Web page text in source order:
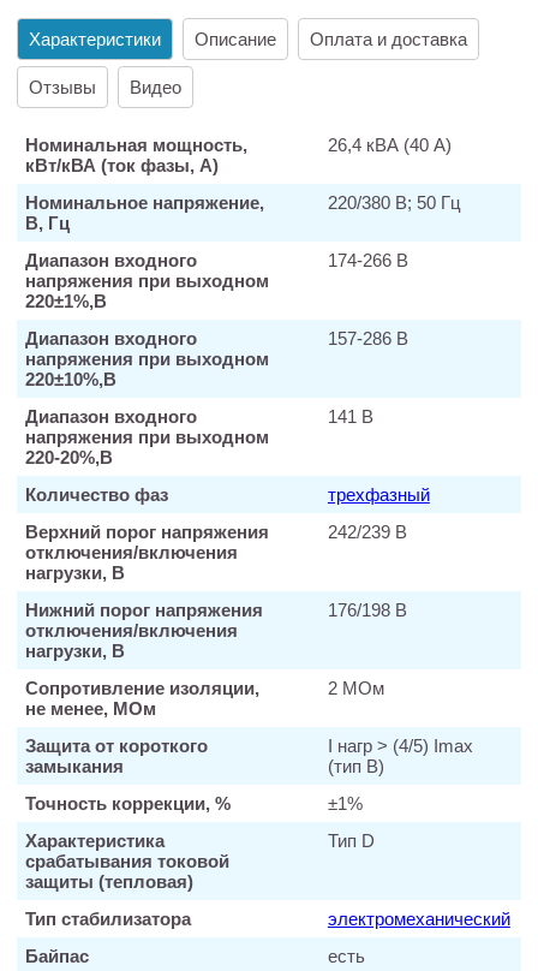
Характеристики Описание Оплата и доставка
Отзывы Видео
Номинальная мощность,
кВт/кВА (ток фазы, А)
26,4 кВА (40 А)
Номинальное напряжение,
В, Гц
220/380 В; 50 Гц
Диапазон входного
напряжения при выходном
220±1%,В
174-266 В
Диапазон входного
напряжения при выходном
220±10%,В
157-286 В
Диапазон входного
напряжения при выходном
220-20%,В
141 В
Количество фаз
трехфазный
Верхний порог напряжения
отключения/включения
нагрузки, В
242/239 В
Нижний порог напряжения
отключения/включения
нагрузки, В
176/198 В
Сопротивление изоляции,
не менее, МОм
2 МОм
Защита от короткого
замыкания
I нагр > (4/5) Imax
(тип В)
Точность коррекции, %
±1%
Характеристика
срабатывания токовой
защиты (тепловая)
Тип D
Тип стабилизатора
электромеханический
Байпас
есть